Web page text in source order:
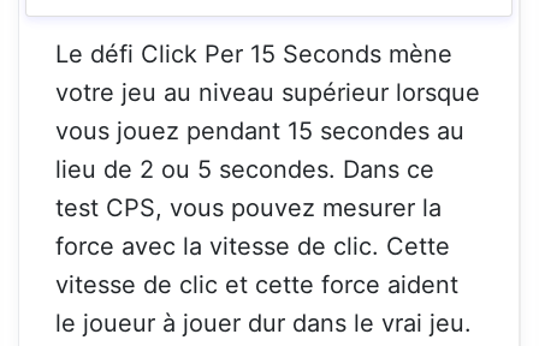
Le défi Click Per 15 Seconds mène
votre jeu au niveau supérieur lorsque
vous jouez pendant 15 secondes au
lieu de 2 ou 5 secondes. Dans ce
test CPS, vous pouvez mesurer la
force avec la vitesse de clic. Cette
vitesse de clic et cette force aident
le joueur à jouer dur dans le vrai jeu.